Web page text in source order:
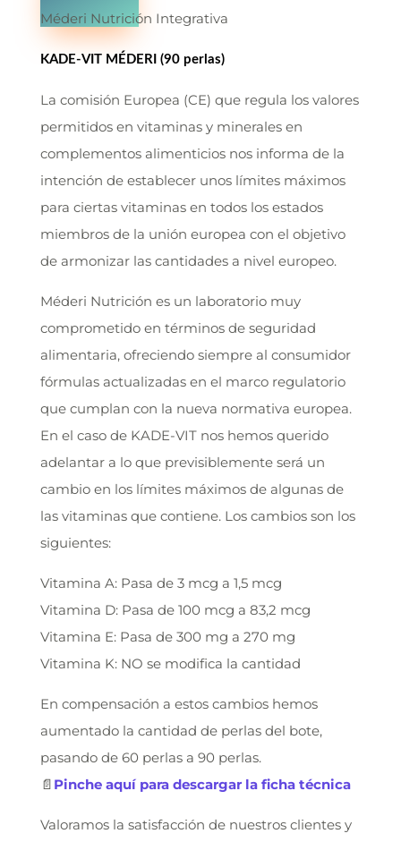
Méderi Nutrición Integrativa
KADE-VIT MÉDERI (90 perlas)
La comisión Europea (CE) que regula los valores
permitidos en vitaminas y minerales en
complementos alimenticios nos informa de la
intención de establecer unos límites máximos
para ciertas vitaminas en todos los estados
miembros de la unión europea con el objetivo
de armonizar las cantidades a nivel europeo.
Méderi Nutrición es un laboratorio muy
comprometido en términos de seguridad
alimentaria, ofreciendo siempre al consumidor
fórmulas actualizadas en el marco regulatorio
que cumplan con la nueva normativa europea.
En el caso de KADE-VIT nos hemos querido
adelantar a lo que previsiblemente será un
cambio en los límites máximos de algunas de
las vitaminas que contiene. Los cambios son los
siguientes:
Vitamina A: Pasa de 3 mcg a 1,5 mcg
Vitamina D: Pasa de 100 mcg a 83,2 mcg
Vitamina E: Pasa de 300 mg a 270 mg
Vitamina K: NO se modifica la cantidad
En compensación a estos cambios hemos
aumentado la cantidad de perlas del bote,
pasando de 60 perlas a 90 perlas.
📄 Pinche aquí para descargar la ficha técnica
Valoramos la satisfacción de nuestros clientes y